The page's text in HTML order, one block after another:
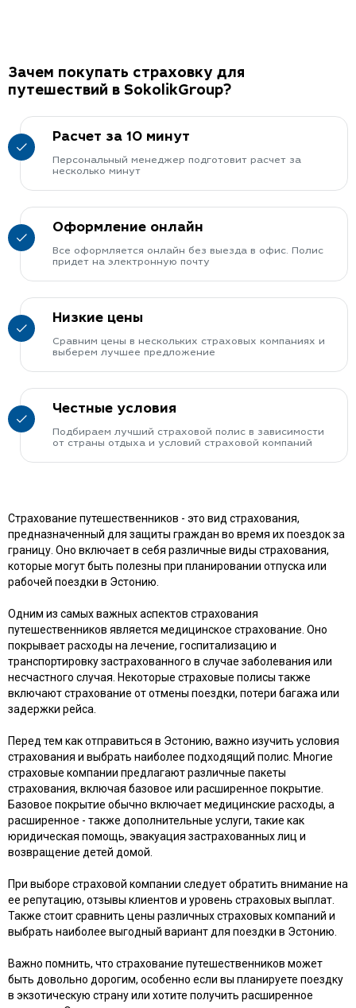
Зачем покупать страховку для
путешествий в SokolikGroup?
Расчет за 10 минут
Персональный менеджер подготовит расчет за
несколько минут
Оформление онлайн
Все оформляется онлайн без выезда в офис. Полис
придет на электронную почту
Низкие цены
Сравним цены в нескольких страховых компаниях и
выберем лучшее предложение
Честные условия
Подбираем лучший страховой полис в зависимости
от страны отдыха и условий страховой компаний
Страхование путешественников - это вид страхования,
предназначенный для защиты граждан во время их поездок за
границу. Оно включает в себя различные виды страхования,
которые могут быть полезны при планировании отпуска или
рабочей поездки в Эстонию.
Одним из самых важных аспектов страхования
путешественников является медицинское страхование. Оно
покрывает расходы на лечение, госпитализацию и
транспортировку застрахованного в случае заболевания или
несчастного случая. Некоторые страховые полисы также
включают страхование от отмены поездки, потери багажа или
задержки рейса.
Перед тем как отправиться в Эстонию, важно изучить условия
страхования и выбрать наиболее подходящий полис. Многие
страховые компании предлагают различные пакеты
страхования, включая базовое или расширенное покрытие.
Базовое покрытие обычно включает медицинские расходы, а
расширенное - также дополнительные услуги, такие как
юридическая помощь, эвакуация застрахованных лиц и
возвращение детей домой.
При выборе страховой компании следует обратить внимание на
ее репутацию, отзывы клиентов и уровень страховых выплат.
Также стоит сравнить цены различных страховых компаний и
выбрать наиболее выгодный вариант для поездки в Эстонию.
Важно помнить, что страхование путешественников может
быть довольно дорогим, особенно если вы планируете поездку
в экзотическую страну или хотите получить расширенное